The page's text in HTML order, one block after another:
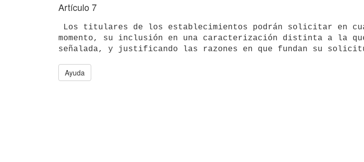
Artículo 7
momento, su inclusión en una caracterización distinta a la
Ayuda